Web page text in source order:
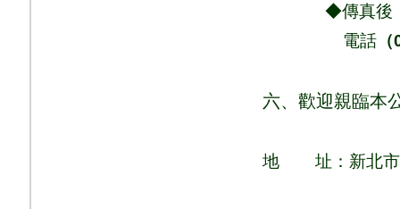
◆傳真後，請
電話 （
六、歡迎親臨本
地 址：新北